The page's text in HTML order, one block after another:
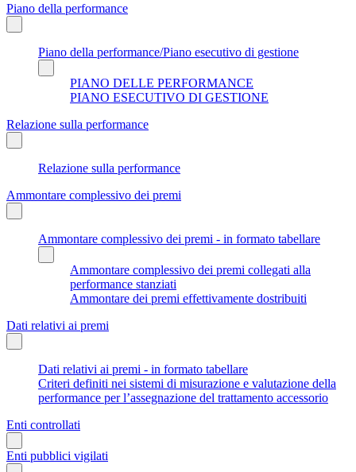
Piano della performance
Piano della performance/Piano esecutivo di gestione
PIANO DELLE PERFORMANCE
PIANO ESECUTIVO DI GESTIONE
Relazione sulla performance
Relazione sulla performance
Ammontare complessivo dei premi
Ammontare complessivo dei premi - in formato tabellare
Ammontare complessivo dei premi collegati alla
performance stanziati
Ammontare dei premi effettivamente dostribuiti
Dati relativi ai premi
Dati relativi ai premi - in formato tabellare
Criteri definiti nei sistemi di misurazione e valutazione della
performance per l’assegnazione del trattamento accessorio
Enti controllati
Enti pubblici vigilati